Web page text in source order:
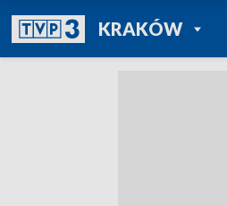
KRAKÓWPOWRÓT DO
TVP REGIONY